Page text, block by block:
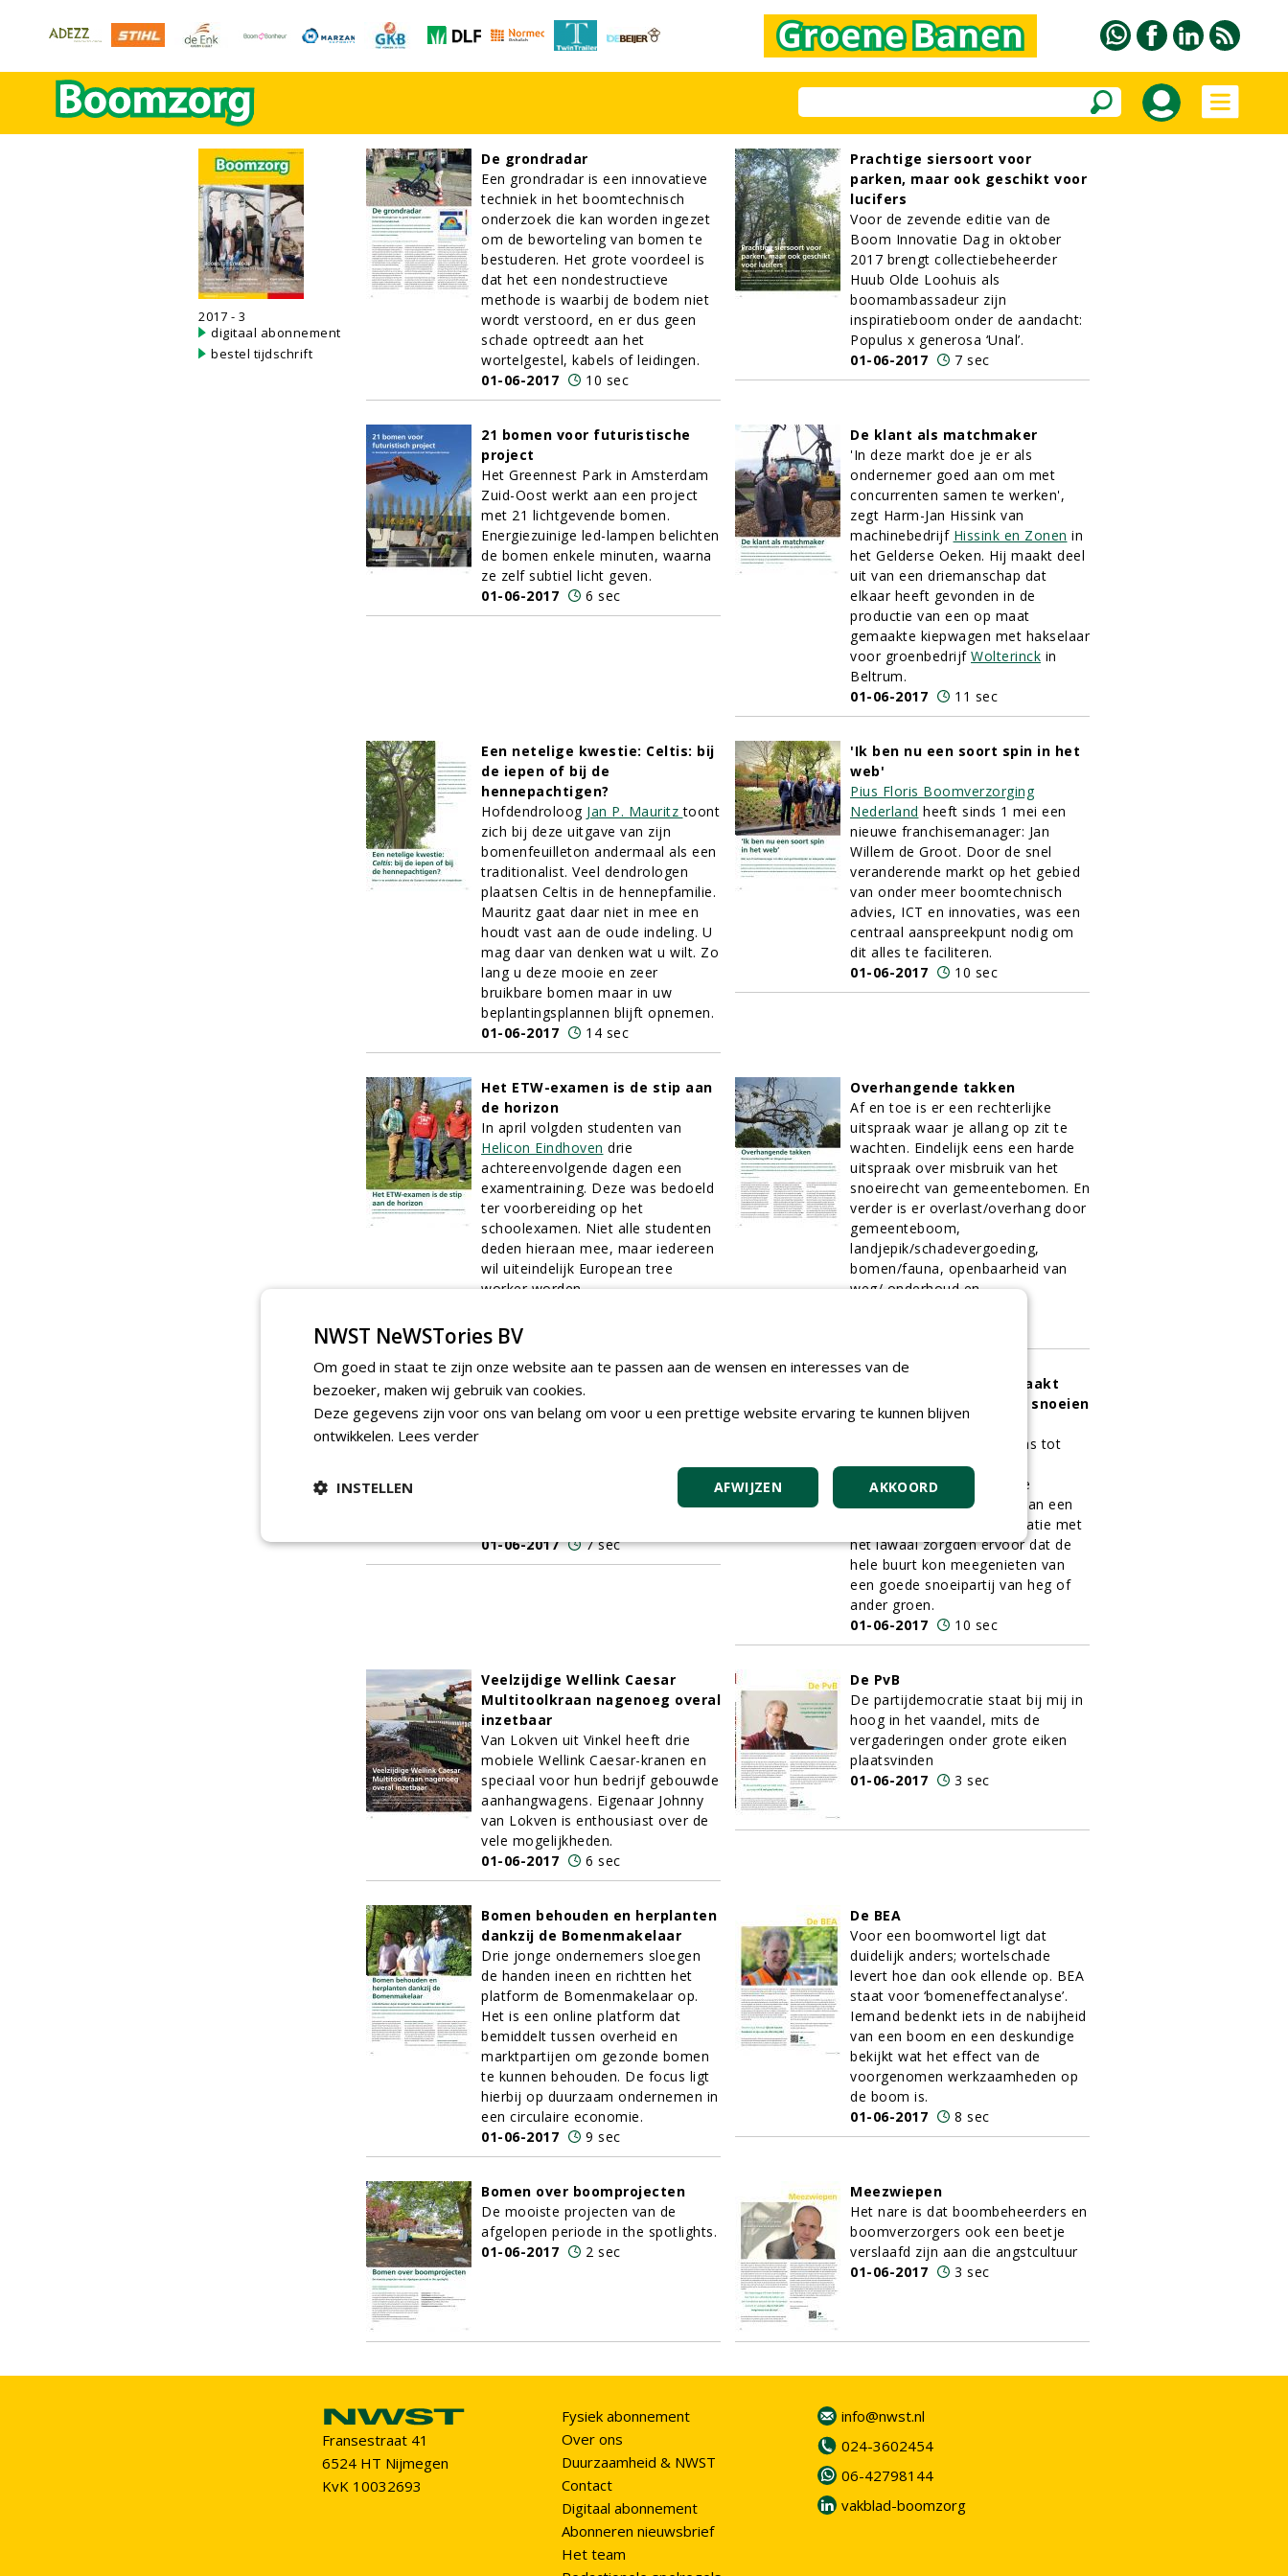
2017 - 3
digitaal abonnement
bestel tijdschrift
De grondradar
Een grondradar is een innovatieve
techniek in het boomtechnisch
onderzoek die kan worden ingezet
om de beworteling van bomen te
bestuderen. Het grote voordeel is
dat het een nondestructieve
methode is waarbij de bodem niet
wordt verstoord, en er dus geen
schade optreedt aan het
wortelgestel, kabels of leidingen.
01-06-2017
10 sec
Prachtige siersoort voor
parken, maar ook geschikt voor
lucifers
Voor de zevende editie van de
Boom Innovatie Dag in oktober
2017 brengt collectiebeheerder
Huub Olde Loohuis als
boomambassadeur zijn
inspiratieboom onder de aandacht:
Populus x generosa ‘Unal’.
01-06-2017
7 sec
21 bomen voor futuristische
project
Het Greennest Park in Amsterdam
Zuid-Oost werkt aan een project
met 21 lichtgevende bomen.
Energiezuinige led-lampen belichten
de bomen enkele minuten, waarna
ze zelf subtiel licht geven.
01-06-2017
6 sec
De klant als matchmaker
'In deze markt doe je er als
ondernemer goed aan om met
concurrenten samen te werken',
zegt Harm-Jan Hissink van
machinebedrijf Hissink en Zonen in
het Gelderse Oeken. Hij maakt deel
uit van een driemanschap dat
elkaar heeft gevonden in de
productie van een op maat
gemaakte kiepwagen met hakselaar
voor groenbedrijf Wolterinck in
Beltrum.
01-06-2017
11 sec
Een netelige kwestie: Celtis: bij
de iepen of bij de
hennepachtigen?
Hofdendroloog Jan P. Mauritztoont
zich bij deze uitgave van zijn
bomenfeuilleton andermaal als een
traditionalist. Veel dendrologen
plaatsen Celtis in de hennepfamilie.
Mauritz gaat daar niet in mee en
houdt vast aan de oude indeling. U
mag daar van denken wat u wilt. Zo
lang u deze mooie en zeer
bruikbare bomen maar in uw
beplantingsplannen blijft opnemen.
01-06-2017
14 sec
'Ik ben nu een soort spin in het
web'
Pius Floris Boomverzorging
Nederland heeft sinds 1 mei een
nieuwe franchisemanager: Jan
Willem de Groot. Door de snel
veranderende markt op het gebied
van onder meer boomtechnisch
advies, ICT en innovaties, was een
centraal aanspreekpunt nodig om
dit alles te faciliteren.
01-06-2017
10 sec
Het ETW-examen is de stip aan
de horizon
In april volgden studenten van
Helicon Eindhoven drie
achtereenvolgende dagen een
examentraining. Deze was bedoeld
ter voorbereiding op het
schoolexamen. Niet alle studenten
deden hieraan mee, maar iedereen
wil uiteindelijk European tree
worker worden.
Overhangende takken
Af en toe is er een rechterlijke
uitspraak waar je allang op zit te
wachten. Eindelijk eens een harde
uitspraak over misbruik van het
snoeirecht van gemeentebomen. En
verder is er overlast/overhang door
gemeenteboom,
landjepik/schadevergoeding,
bomen/fauna, openbaarheid van
weg/ onderhoud en
Boomstut symbool voor
transformatie plein in Heerlen
Boomstutten worden over het
maar niet erg mooi. In Heerlen
01-06-2017
7 sec
Nieuwe accumachine maakt
krachtige en geruisloos snoeien
mogelijk
Het knippen van de heg was tot
voor kort voor velen een
vermoeiende bezigheid. De
schadelijke uitlaatgassen van een
benzinemachine in combinatie met
het lawaai zorgden ervoor dat de
hele buurt kon meegenieten van
een goede snoeipartij van heg of
ander groen.
01-06-2017
10 sec
Veelzijdige Wellink Caesar
Multitoolkraan nagenoeg overal
inzetbaar
Van Lokven uit Vinkel heeft drie
mobiele Wellink Caesar-kranen en
speciaal voor hun bedrijf gebouwde
aanhangwagens. Eigenaar Johnny
van Lokven is enthousiast over de
vele mogelijkheden.
01-06-2017
6 sec
De PvB
De partijdemocratie staat bij mij in
hoog in het vaandel, mits de
vergaderingen onder grote eiken
plaatsvinden
01-06-2017
3 sec
Bomen behouden en herplanten
dankzij de Bomenmakelaar
Drie jonge ondernemers sloegen
de handen ineen en richtten het
platform de Bomenmakelaar op.
Het is een online platform dat
bemiddelt tussen overheid en
marktpartijen om gezonde bomen
te kunnen behouden. De focus ligt
hierbij op duurzaam ondernemen in
een circulaire economie.
01-06-2017
9 sec
De BEA
Voor een boomwortel ligt dat
duidelijk anders; wortelschade
levert hoe dan ook ellende op. BEA
staat voor ‘bomeneffectanalyse’.
Iemand bedenkt iets in de nabijheid
van een boom en een deskundige
bekijkt wat het effect van de
voorgenomen werkzaamheden op
de boom is.
01-06-2017
8 sec
Bomen over boomprojecten
De mooiste projecten van de
afgelopen periode in the spotlights.
01-06-2017
2 sec
Meezwiepen
Het nare is dat boombeheerders en
boomverzorgers ook een beetje
verslaafd zijn aan die angstcultuur
01-06-2017
3 sec
Fransestraat 41
6524 HT Nijmegen
KvK 10032693
Fysiek abonnement
Over ons
Duurzaamheid & NWST
Contact
Digitaal abonnement
Abonneren nieuwsbrief
Het team
info@nwst.nl
024-3602454
06-42798144
vakblad-boomzorg
NWST NeWSTories BV
Om goed in staat te zijn onze website aan te passen aan de wensen en interesses van de
bezoeker, maken wij gebruik van cookies.
Deze gegevens zijn voor ons van belang om voor u een prettige website ervaring te kunnen blijven
ontwikkelen. Lees verder
AKKOORD
AFWIJZEN
INSTELLEN